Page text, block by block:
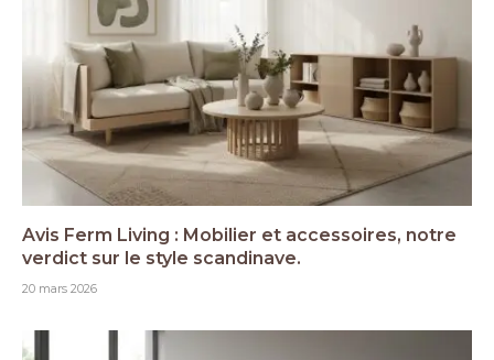
Avis Ferm Living : Mobilier et accessoires, notre
verdict sur le style scandinave.
20 mars 2026